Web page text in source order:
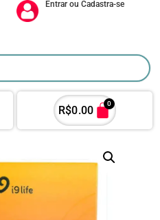
Entrar ou Cadastra-se
R$0.00 0